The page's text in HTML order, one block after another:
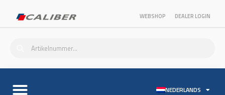
WEBSHOP DEALER LOGIN
NEDERLANDS